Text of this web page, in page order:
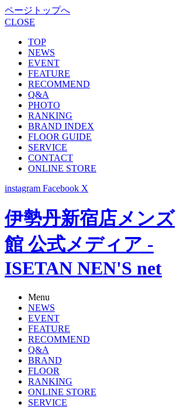
ページトップへ
CLOSE
TOP
NEWS
EVENT
FEATURE
RECOMMEND
Q&A
PHOTO
RANKING
BRAND INDEX
FLOOR GUIDE
SERVICE
CONTACT
ONLINE STORE
instagram Facebook X
伊勢丹新宿店メンズ
館 公式メディア -
ISETAN NEN'S net
Menu
NEWS
EVENT
FEATURE
RECOMMEND
Q&A
BRAND
FLOOR
RANKING
ONLINE STORE
SERVICE